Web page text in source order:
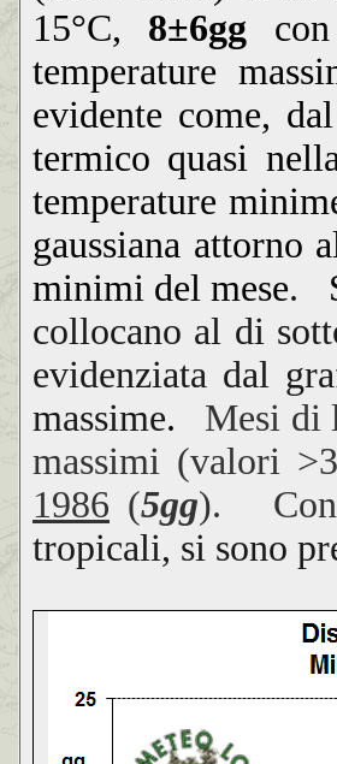
15°C, 8±6gg
temperature
evidente come,
termico quasi
temperature
gaussiana attorno
minimi del mese.
collocano al di
evidenziata dal
massime.
Mesi di
massimi (valori
1986 (5gg).
tropicali, si sono